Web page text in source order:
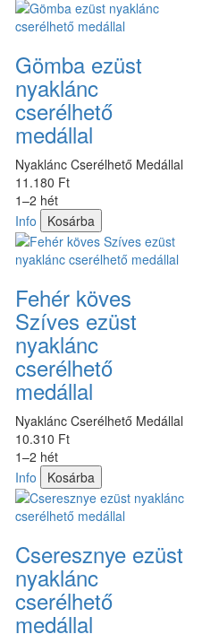
Gömba ezüst
nyaklánc
cserélhető
medállal
Nyaklánc Cserélhető Medállal
11.180 Ft
1–2 hét
Info
Kosárba
Fehér köves
Szíves ezüst
nyaklánc
cserélhető
medállal
Nyaklánc Cserélhető Medállal
10.310 Ft
1–2 hét
Info
Kosárba
Cseresznye ezüst
nyaklánc
cserélhető
medállal